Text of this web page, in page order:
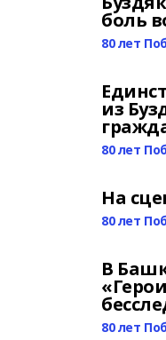
боль
80 лет
из
80 лет
На
80 лет
В
80 лет